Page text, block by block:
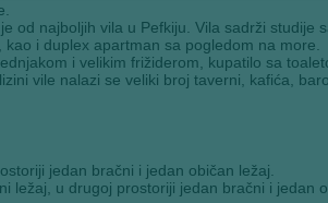
od najboljih vila u Pefkiju. Vila sadrži studije
i duplex apartman sa pogledom na more.
i velikim frižiderom, kupatilo sa
vile nalazi se veliki broj taverni, kafića,
jedan bračni i jedan običan ležaj.
ležaj, u drugoj prostoriji jedan bračni i jedan